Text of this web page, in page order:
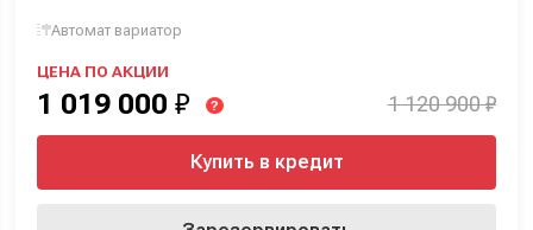
Автомат вариатор
ЦЕНА ПО АКЦИИ
1 019 000 ₽ ? 1 120 900 ₽
Купить в кредит